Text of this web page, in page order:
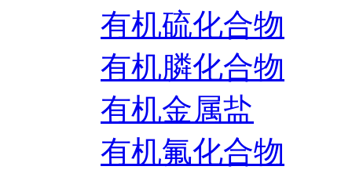
有机硫化合物
有机膦化合物
有机金属盐
有机氟化合物